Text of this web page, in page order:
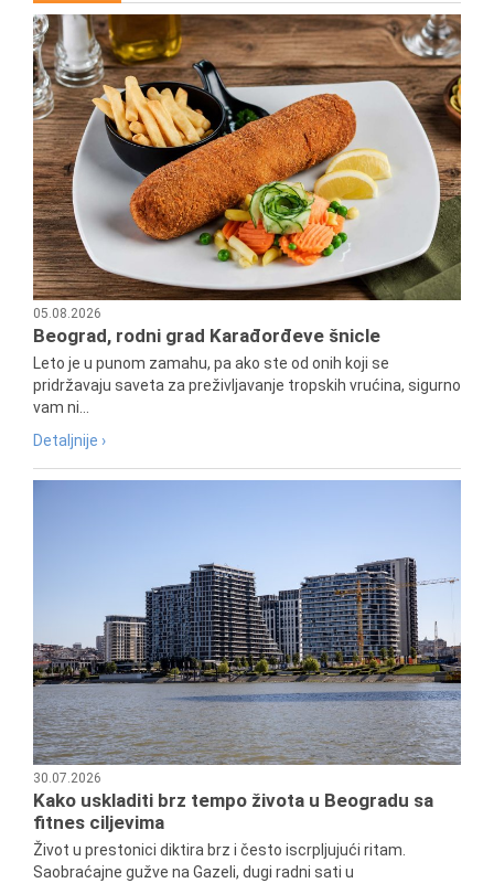
05.08.2026
Beograd, rodni grad Karađorđeve šnicle
Leto je u punom zamahu, pa ako ste od onih koji se
pridržavaju saveta za preživljavanje tropskih vrućina, sigurno
vam ni...
Detaljnije ›
30.07.2026
Kako uskladiti brz tempo života u Beogradu sa
fitnes ciljevima
Život u prestonici diktira brz i često iscrpljujući ritam.
Saobraćajne gužve na Gazeli, dugi radni sati u